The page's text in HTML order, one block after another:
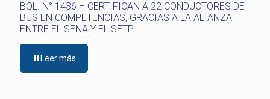
BOL. N° 1436 – CERTIFICAN A 22 CONDUCTORES DE
BUS EN COMPETENCIAS, GRACIAS A LA ALIANZA
ENTRE EL SENA Y EL SETP
Leer más